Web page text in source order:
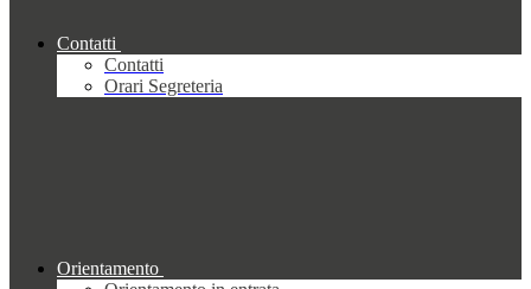
Contatti
Contatti
Orari Segreteria
Orientamento